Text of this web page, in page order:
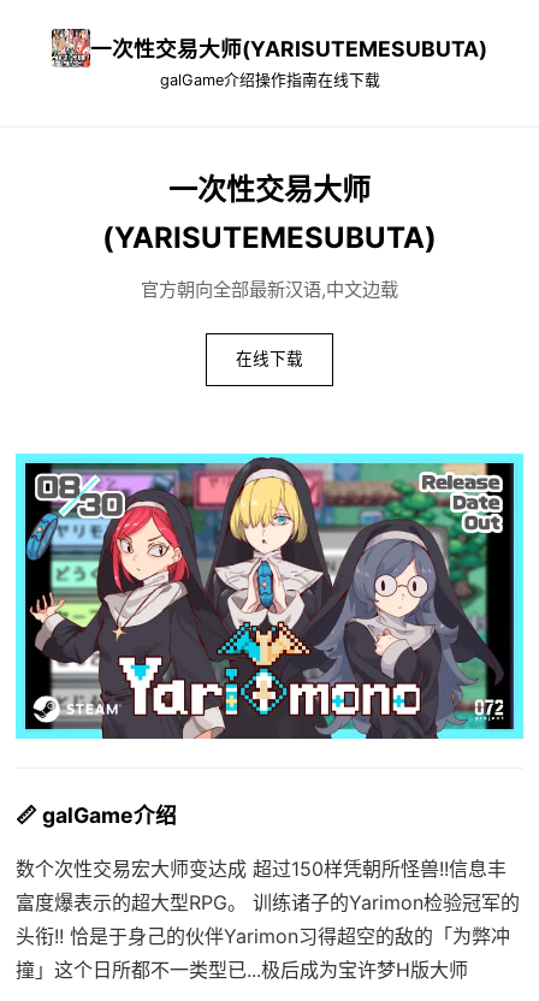
一次性交易大师(YARISUTEMESUBUTA)
galGame介绍操作指南在线下载
一次性交易大师
(YARISUTEMESUBUTA)
官方朝向全部最新汉语,中文边载
在线下载
📏 galGame介绍
数个次性交易宏大师变达成 超过150样凭朝所怪兽!!信息丰
富度爆表示的超大型RPG。 训练诸子的Yarimon检验冠军的
头衔!! 恰是于身己的伙伴Yarimon习得超空的敌的「为弊冲
撞」这个日所都不一类型已...极后成为宝许梦H版大师